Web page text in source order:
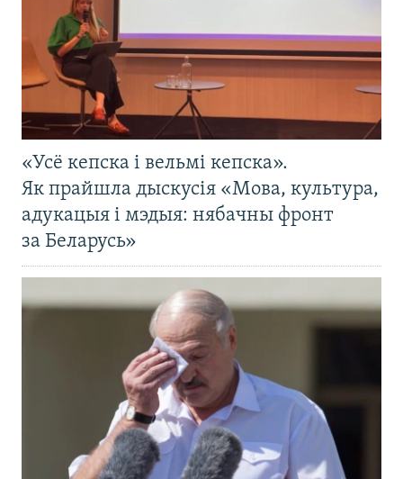
«Усё кепска і вельмі кепска».
Як прайшла дыскусія «Мова, культура,
адукацыя і мэдыя: нябачны фронт
за Беларусь»